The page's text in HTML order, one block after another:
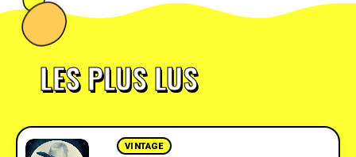
LES PLUS LUS
VINTAGE